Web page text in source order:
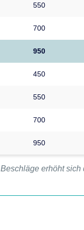
550
700
950
450
550
700
950
erhöht